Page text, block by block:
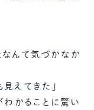
なんて気づかなか
見えてきた」
わかることに驚い